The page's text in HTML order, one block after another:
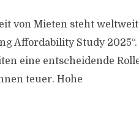
von Mieten steht weltweit
Affordability Study 2025“.
eine entscheidende
teuer. Hohe